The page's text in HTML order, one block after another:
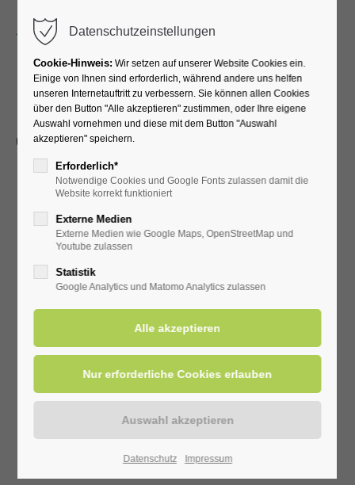
Haus Sellmann
Gieselerweg 9 • 59597 Bad Westernkotten
Datenschutzeinstellungen
Cookie-Hinweis: Wir setzen auf unserer Website Cookies ein.
Einige von Ihnen sind erforderlich, während andere uns helfen
unseren Internetauftritt zu verbessern. Sie können allen Cookies
über den Button "Alle akzeptieren" zustimmen, oder Ihre eigene
Auswahl vornehmen und diese mit dem Button "Auswahl
akzeptieren" speichern.
Erforderlich*
Notwendige Cookies und Google Fonts zulassen damit die
Website korrekt funktioniert
Externe Medien
Externe Medien wie Google Maps, OpenStreetMap und
Youtube zulassen
Statistik
Google Analytics und Matomo Analytics zulassen
Datenschutz Impressum